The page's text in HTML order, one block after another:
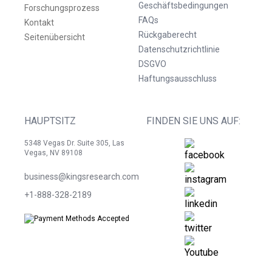
Forschungsprozess
Kontakt
Seitenübersicht
Geschäftsbedingungen
FAQs
Rückgaberecht
Datenschutzrichtlinie
DSGVO
Haftungsausschluss
HAUPTSITZ
5348 Vegas Dr. Suite 305, Las
Vegas, NV 89108
business@kingsresearch.com
+1-888-328-2189
FINDEN SIE UNS AUF: